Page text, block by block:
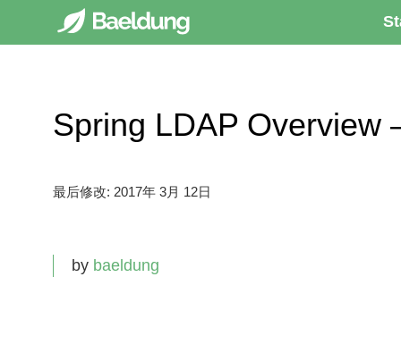
Spring LDAP Overview
最后修改: 2017年 3月 12日
by baeldung